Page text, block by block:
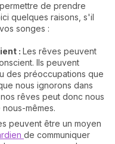
de prendre
quelques raisons, s'il
songes :
: Les rêves peuvent
Ils peuvent
des préoccupations que
nous ignorons dans
rêves peut donc nous
mêmes.
peuvent être un moyen
de communiquer